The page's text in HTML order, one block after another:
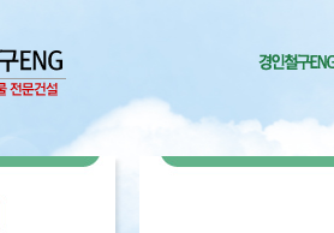
케치북5
스케치북5
스케치북5
스케치북5